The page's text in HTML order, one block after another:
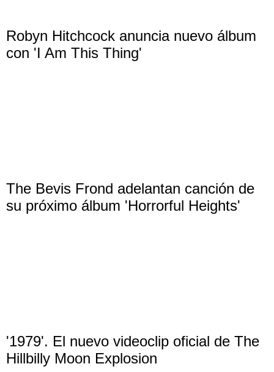
Robyn Hitchcock anuncia nuevo álbum
con 'I Am This Thing'
The Bevis Frond adelantan canción de
su próximo álbum 'Horrorful Heights'
'1979'. El nuevo videoclip oficial de The
Hillbilly Moon Explosion